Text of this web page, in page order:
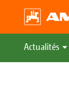
Actualités